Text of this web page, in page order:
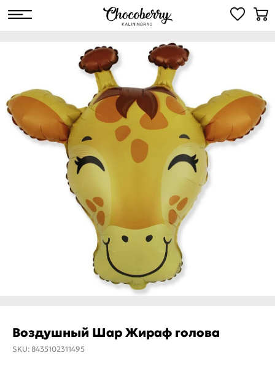
Воздушный Шар Жираф голова
SKU: 8435102311495